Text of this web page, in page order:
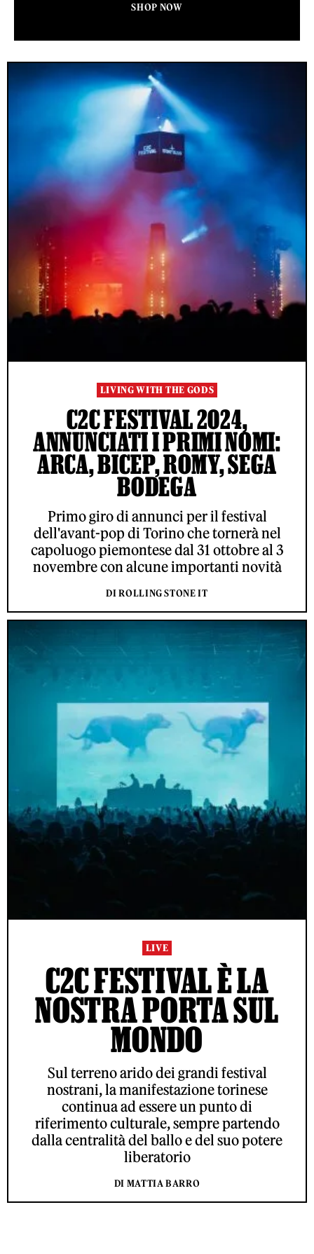
SHOP NOW
LIVING WITH THE GODS
C2C FESTIVAL 2024,
ANNUNCIATI I PRIMI NOMI:
ARCA, BICEP, ROMY, SEGA
BODEGA
Primo giro di annunci per il festival
dell'avant-pop di Torino che tornerà nel
capoluogo piemontese dal 31 ottobre al 3
novembre con alcune importanti novità
DI ROLLING STONE IT
LIVE
C2C FESTIVAL È LA
NOSTRA PORTA SUL
MONDO
Sul terreno arido dei grandi festival
nostrani, la manifestazione torinese
continua ad essere un punto di
riferimento culturale, sempre partendo
dalla centralità del ballo e del suo potere
liberatorio
DI MATTIA BARRO